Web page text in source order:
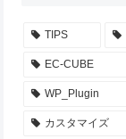
TIPS
EC-CUBE
WP_Plugin
カスタマイズ